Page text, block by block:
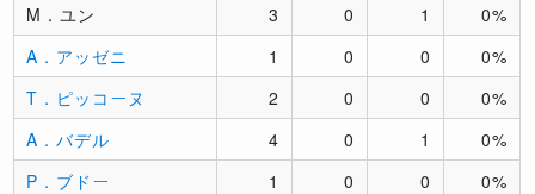
M．ユン
3 0 1
0%
A．アッゼニ
1 0 0
0%
T．ピッコーヌ
2 0 0
0%
A．バデル
4 0 1
0%
P．ブドー
1 0 0
0%